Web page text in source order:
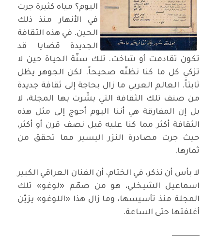
اليوم؟ مياه كثيرة جرت
في الأنهار منذ ذلك
الحين. في هذه الثقافة
الجديدة قضايا قد
تكون تقادمت أو شاخت. تلك سنّة الحياة حين لا
تزكي كل ما كنا نظنّه صحيحاً. لكن الجوهر يظل
ثابتاً. العالم العربي ما زال بحاجة إلى ثقافة جديدة
من صنف تلك الثقافة التي بشّرت بها المجلة، لا
بل إن المفارقة هي أننا اليوم أحوج إلى مثل هذه
الثقافة أكثر مما كنا عليه قبل نصف قرن أو أكثر،
حيث جرت مصادرة النزر اليسير مما تحقق من
ثمارها.
لا بأس أن نذكر، في الختام، أن الفنان العراقي الكبير
اسماعيل الشيخلي، هو من صمّم «لوغو» تلك
المجلة منذ تأسيسها، وما زال هذا «اللوغو» يزيّن
أغلفتها حتى الساعة.
ـــــــــــــــــــ